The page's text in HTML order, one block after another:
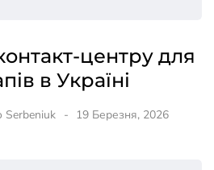
центру для
в Україні
Serbeniuk 19 Березня, 2026